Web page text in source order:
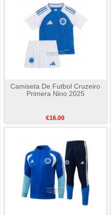
Camiseta De Futbol Cruzeiro
Primera Nino 2025
€16.00